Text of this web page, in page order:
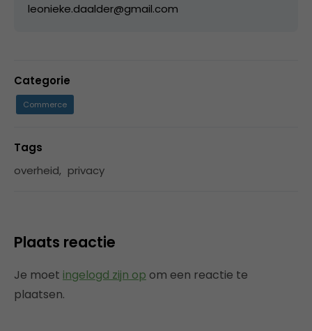
leonieke.daalder@gmail.com
Categorie
Commerce
Tags
overheid, privacy
Plaats reactie
Je moet ingelogd zijn op om een reactie te
plaatsen.